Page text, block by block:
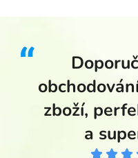
zboží,
a